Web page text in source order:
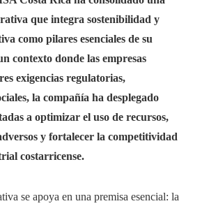
que integra sostenibilidad y
como pilares esenciales de su
contexto donde las empresas
exigencias regulatorias,
la compañía ha desplegado
a optimizar el uso de recursos,
y fortalecer la competitividad
costarricense.
se apoya en una premisa esencial: la